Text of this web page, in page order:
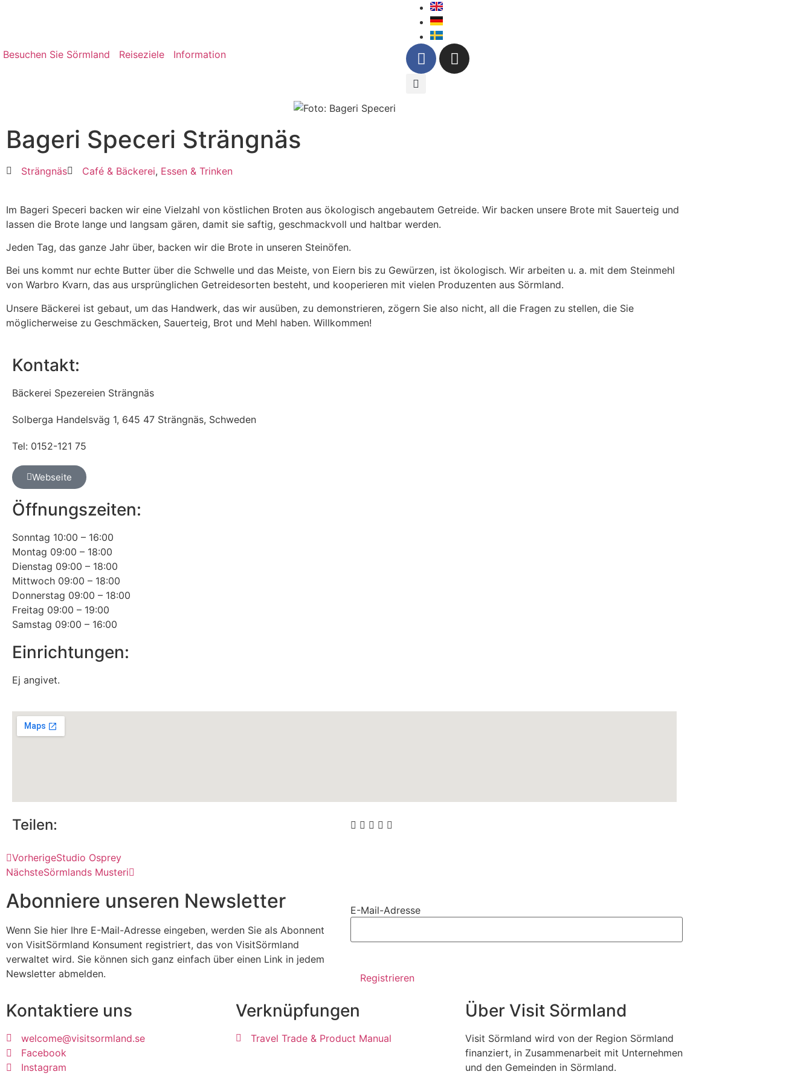
Besuchen Sie Sörmland Reiseziele Information
Bageri Speceri Strängnäs
Strängnäs Café & Bäckerei, Essen & Trinken
Im Bageri Speceri backen wir eine Vielzahl von köstlichen Broten aus ökologisch angebautem Getreide. Wir backen unsere Brote mit Sauerteig und
lassen die Brote lange und langsam gären, damit sie saftig, geschmackvoll und haltbar werden.
Jeden Tag, das ganze Jahr über, backen wir die Brote in unseren Steinöfen.
Bei uns kommt nur echte Butter über die Schwelle und das Meiste, von Eiern bis zu Gewürzen, ist ökologisch. Wir arbeiten u. a. mit dem Steinmehl
von Warbro Kvarn, das aus ursprünglichen Getreidesorten besteht, und kooperieren mit vielen Produzenten aus Sörmland.
Unsere Bäckerei ist gebaut, um das Handwerk, das wir ausüben, zu demonstrieren, zögern Sie also nicht, all die Fragen zu stellen, die Sie
möglicherweise zu Geschmäcken, Sauerteig, Brot und Mehl haben. Willkommen!
Kontakt:
Bäckerei Spezereien Strängnäs
Solberga Handelsväg 1, 645 47 Strängnäs, Schweden
Tel: 0152-121 75
Webseite
Öffnungszeiten:
Sonntag 10:00 – 16:00
Montag 09:00 – 18:00
Dienstag 09:00 – 18:00
Mittwoch 09:00 – 18:00
Donnerstag 09:00 – 18:00
Freitag 09:00 – 19:00
Samstag 09:00 – 16:00
Einrichtungen:
Ej angivet.
Teilen:
VorherigeStudio Osprey
NächsteSörmlands Musteri
Abonniere unseren Newsletter
Wenn Sie hier Ihre E-Mail-Adresse eingeben, werden Sie als Abonnent
von VisitSörmland Konsument registriert, das von VisitSörmland
verwaltet wird. Sie können sich ganz einfach über einen Link in jedem
Newsletter abmelden.
E-Mail-Adresse
Kontaktiere uns
welcome@visitsormland.se
Facebook
Instagram
Verknüpfungen
Travel Trade & Product Manual
Über Visit Sörmland
Visit Sörmland wird von der Region Sörmland
finanziert, in Zusammenarbeit mit Unternehmen
und den Gemeinden in Sörmland.